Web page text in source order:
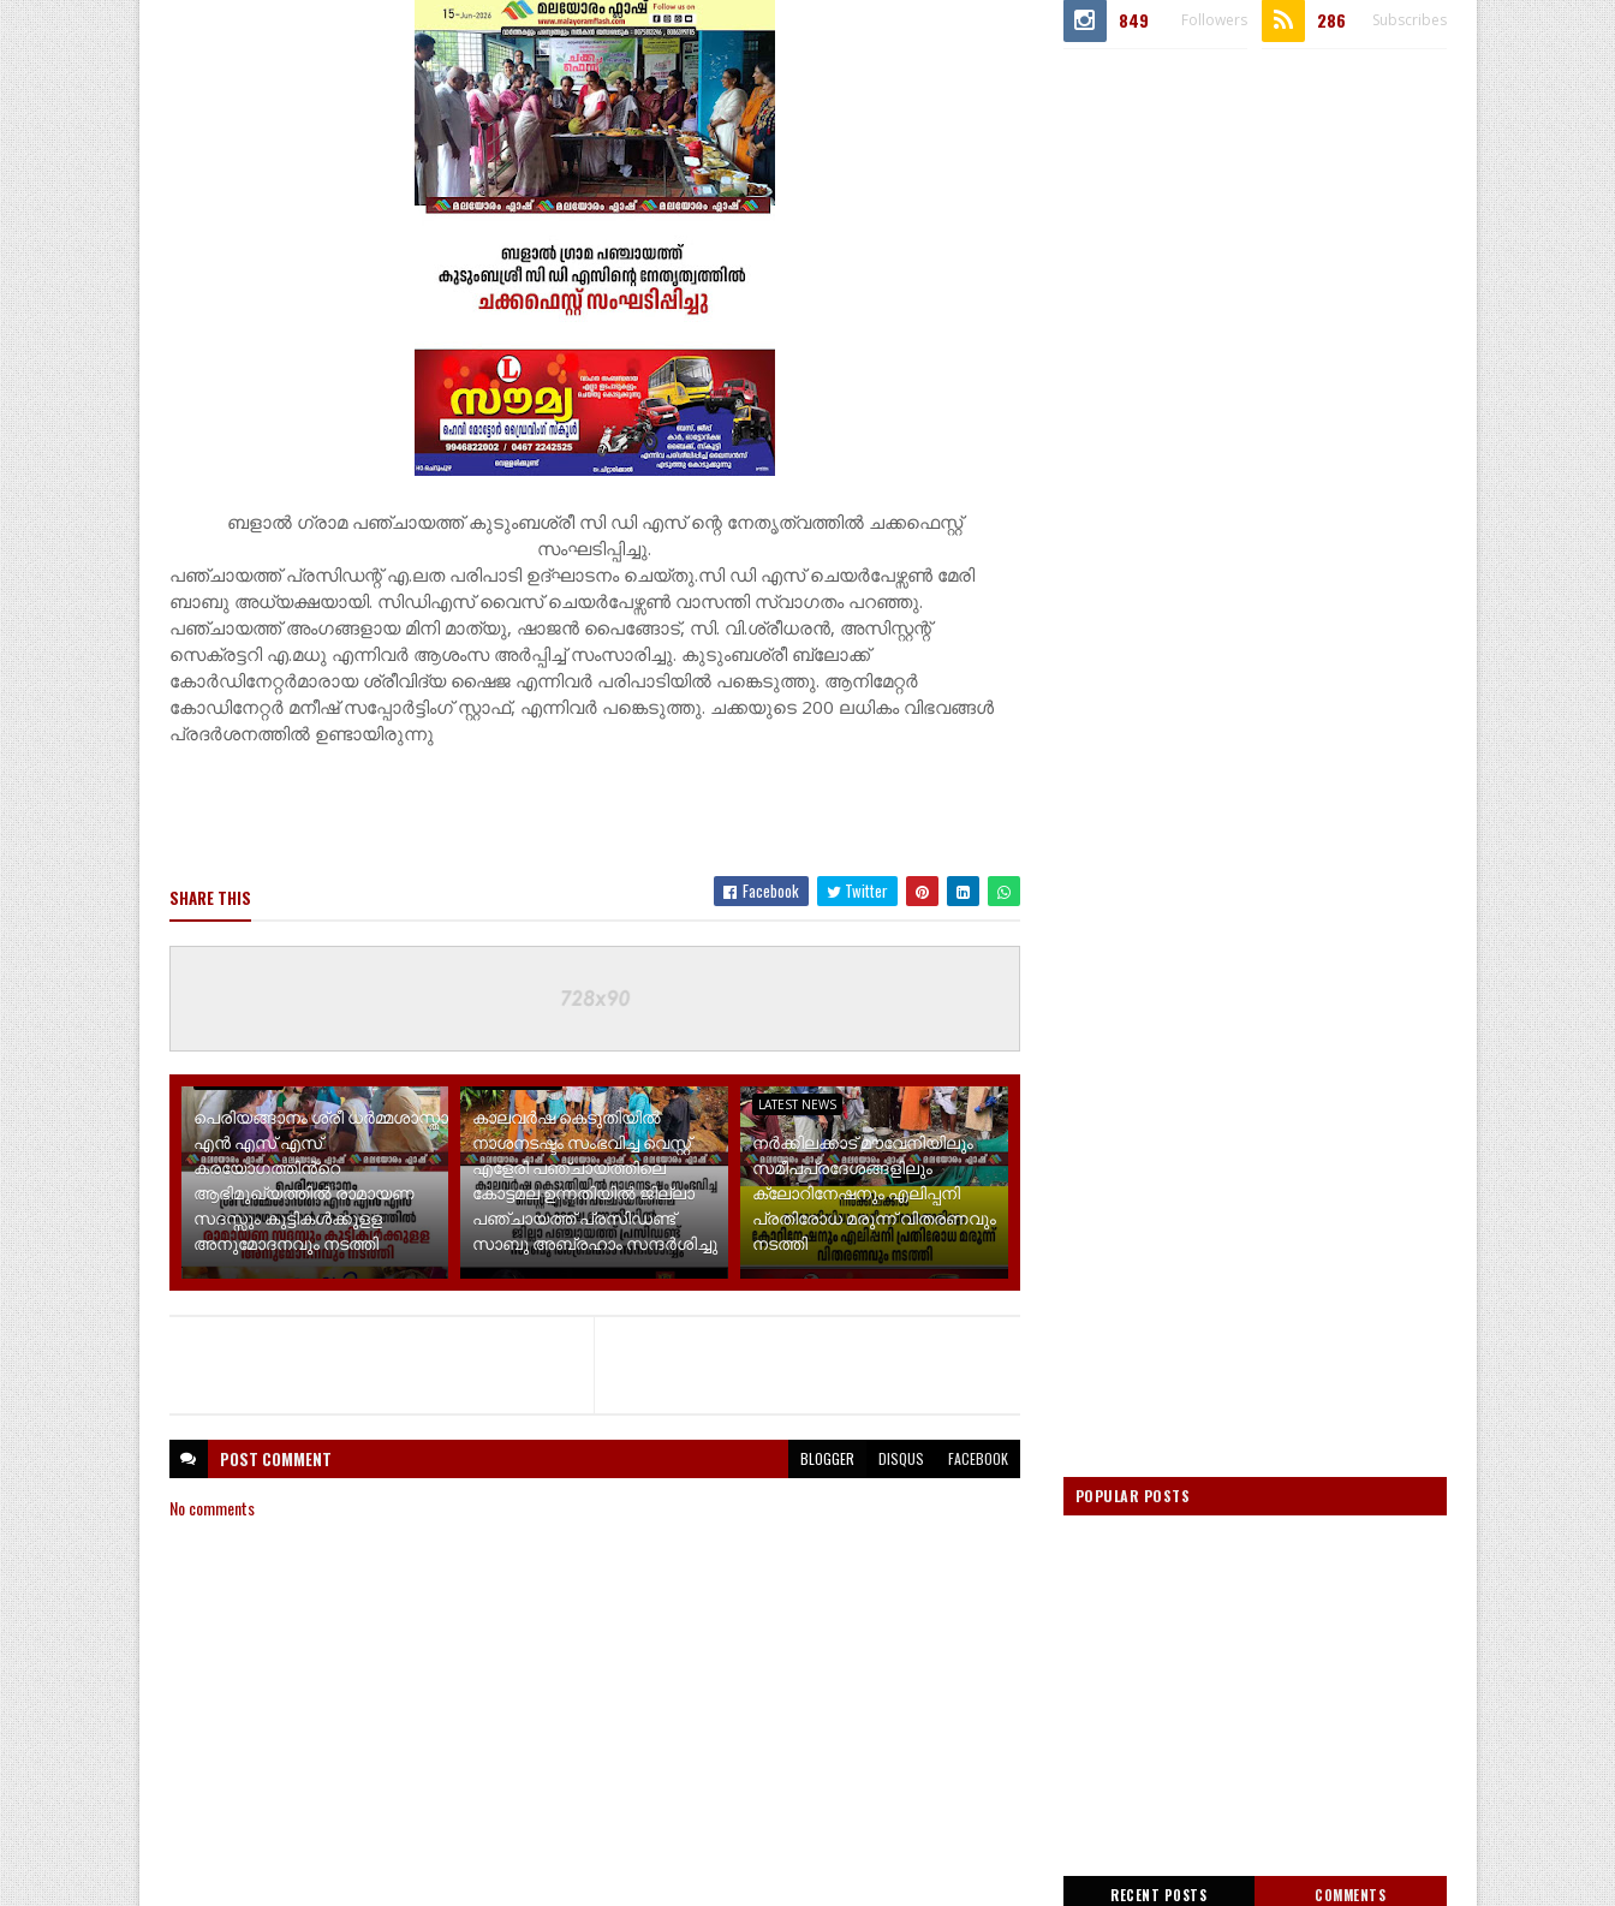
ബളാൽ ഗ്രാമ പഞ്ചായത്ത് കുടുംബശ്രീ സി ഡി എസ് ന്റെ നേതൃത്വത്തിൽ ചക്കഫെസ്റ്റ്
സംഘടിപ്പിച്ചു.
പഞ്ചായത്ത് പ്രസിഡന്റ് എ.ലത പരിപാടി ഉദ്ഘാടനം ചെയ്തു.സി ഡി എസ് ചെയർപേഴ്സൺ മേരി
ബാബു അധ്യക്ഷയായി. സിഡിഎസ് വൈസ് ചെയർപേഴ്സൺ വാസന്തി സ്വാഗതം പറഞ്ഞു.
പഞ്ചായത്ത് അംഗങ്ങളായ മിനി മാത്യു, ഷാജൻ പൈങ്ങോട്, സി. വി.ശ്രീധരൻ, അസിസ്റ്റന്റ്
സെക്രട്ടറി എ.മധു എന്നിവർ ആശംസ അർപ്പിച്ച് സംസാരിച്ചു. കുടുംബശ്രീ ബ്ലോക്ക്
കോർഡിനേറ്റർമാരായ ശ്രീവിദ്യ ഷൈജ എന്നിവർ പരിപാടിയിൽ പങ്കെടുത്തു. ആനിമേറ്റർ
കോഡിനേറ്റർ മനീഷ് സപ്പോർട്ടിംഗ് സ്റ്റാഫ്, എന്നിവർ പങ്കെടുത്തു. ചക്കയുടെ 200 ലധികം വിഭവങ്ങൾ
പ്രദർശനത്തിൽ ഉണ്ടായിരുന്നു
SHARE THIS Facebook Twitter
LATEST NEWS
പെരിയങ്ങാനം ശ്രീ ധർമ്മശാസ്താ
എൻ എസ് എസ്
കരയോഗത്തിൻ്റെ
ആഭിമുഖ്യത്തിൽ രാമായണ
സദസ്സും കുട്ടികൾക്കുളള
അനുമോദനവും നടത്തി
LATEST NEWS
കാലവർഷ കെടുതിയിൽ
നാശനടഷ്ടം സംഭവിച്ച വെസ്റ്റ്
എളേരി പഞ്ചായത്തിലെ
കോട്ടമല ഉന്നതിയിൽ ജില്ലാ
പഞ്ചായത്ത് പ്രസിഡണ്ട്
സാബു അബ്രഹാം സന്ദര്‍ശിച്ചു
LATEST NEWS
നർക്കിലക്കാട് മൗവേനിയിലും
സമീപപ്രദേശങ്ങളിലും
ക്ലോറിനേഷനും എലിപ്പനി
പ്രതിരോധ മരുന്ന് വിതരണവും
നടത്തി
POST COMMENT BLOGGER DISQUS FACEBOOK
No comments
849 Followers 286 Subscribes
POPULAR POSTS
RECENT POSTS COMMENTS